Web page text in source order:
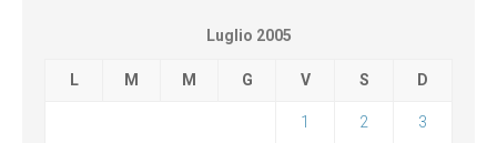
Luglio 2005
L M M G V S D
1 2 3